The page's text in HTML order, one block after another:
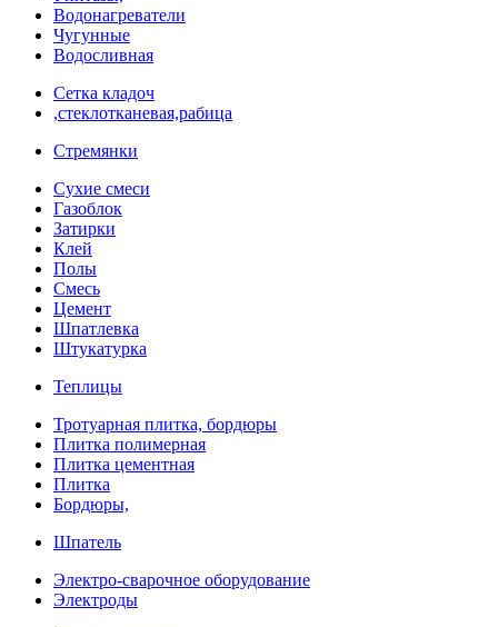
Водонагреватели
Чугунные
Водосливная
Сетка кладоч
,стеклотканевая,рабица
Стремянки
Сухие смеси
Газоблок
Затирки
Клей
Полы
Смесь
Цемент
Шпатлевка
Штукатурка
Теплицы
Тротуарная плитка, бордюры
Плитка полимерная
Плитка цементная
Плитка
Бордюры,
Шпатель
Электро-сварочное оборудование
Электроды